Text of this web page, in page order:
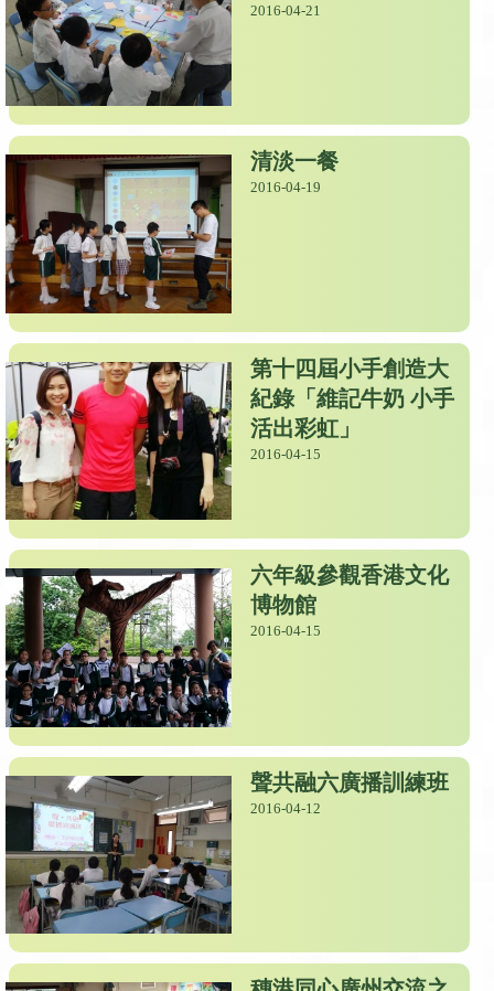
2016-04-21
清淡一餐
2016-04-19
第十四屆小手創造大
紀錄「維記牛奶 小手
活出彩虹」
2016-04-15
六年級參觀香港文化
博物館
2016-04-15
聲共融六廣播訓練班
2016-04-12